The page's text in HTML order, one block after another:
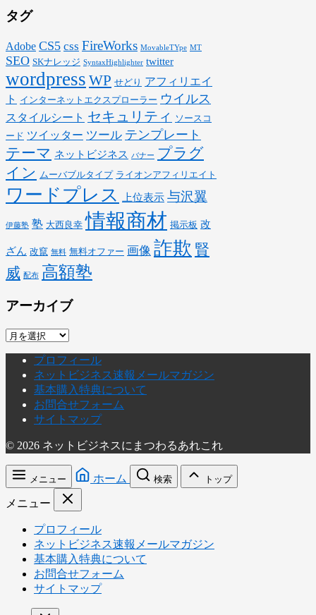
タグ
Adobe CS5 css FireWorks MovableTYpe MT
SEO SKナレッジ SyntaxHighlighter twitter
wordpress WP せどり アフィリエイ
ト
インターネットエクスプローラー ウイルス
スタイルシート セキュリティ
ソースコ
ード ツイッター ツール テンプレート
テーマ ネットビジネス バナー プラグ
イン ムーバブルタイプ ライオンアフィリエイト
ワードプレス 上位表示 与沢翼
伊藤塾 塾 大西良幸 情報商材 掲示板 改
ざん 改竄 無料 無料オファー 画像 詐欺 賢
威 配布 高額塾
アーカイブ
ア
プロフィール
ネットビジネス速報メールマガジン
基本購入特典について
お問合せフォーム
サイトマップ
© 2026 ネットビジネスにまつわるあれこれ
メニュー ホーム 検索 トップ
メニュー
プロフィール
ネットビジネス速報メールマガジン
基本購入特典について
お問合せフォーム
サイトマップ